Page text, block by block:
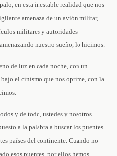
en esta inestable realidad que nos
amenaza de un avión militar,
militares y autoridades
nuestro sueño, lo hicimos.
de luz en cada noche, con un
el cinismo que nos oprime, con la
y de todo, ustedes y nosotros
a la palabra a buscar los puentes
países del continente. Cuando no
esos puentes, por ellos hemos